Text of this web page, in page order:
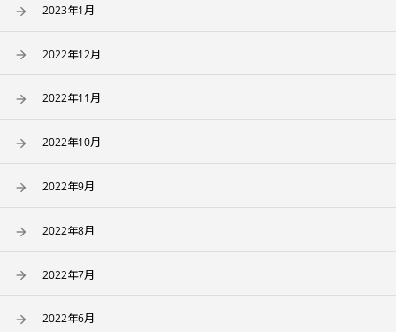
2023年1月
2022年12月
2022年11月
2022年10月
2022年9月
2022年8月
2022年7月
2022年6月